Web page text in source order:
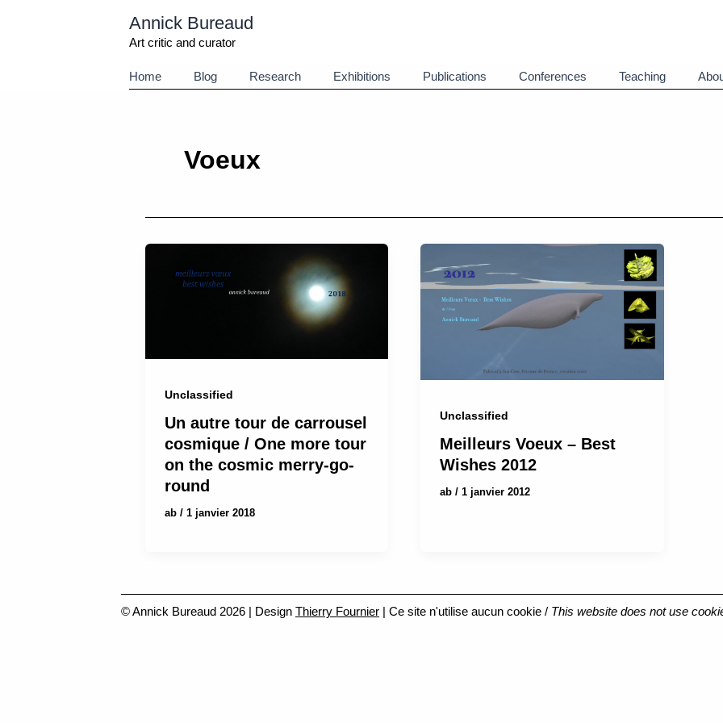
Annick Bureaud
Art critic and curator
Home Blog Research Exhibitions Publications Conferences Teaching
Voeux
Unclassified
Un autre tour de carrousel
cosmique / One more tour
on the cosmic merry-go-
round
ab / 1 janvier 2018
Unclassified
Meilleurs Voeux – Best
Wishes 2012
ab/1 janvier 2012
© Annick Bureaud 2026 | Design Thierry Fournier | Ce site n'utilise aucun cookie / This website does not use